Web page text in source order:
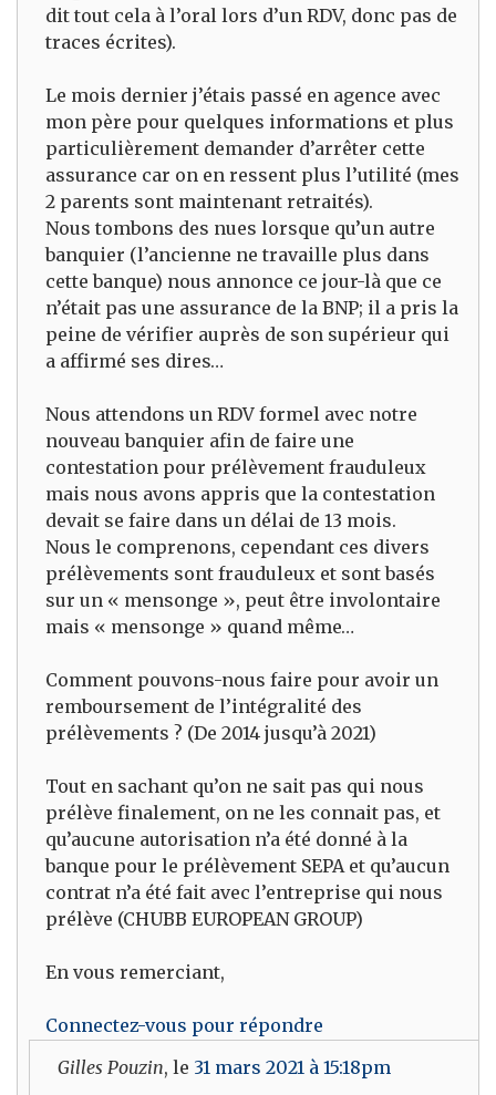
dit tout cela à l’oral lors d’un RDV, donc pas de
traces écrites).
Le mois dernier j’étais passé en agence avec
mon père pour quelques informations et plus
particulièrement demander d’arrêter cette
assurance car on en ressent plus l’utilité (mes
2 parents sont maintenant retraités).
Nous tombons des nues lorsque qu’un autre
banquier (l’ancienne ne travaille plus dans
cette banque) nous annonce ce jour-là que ce
n’était pas une assurance de la BNP; il a pris la
peine de vérifier auprès de son supérieur qui
a affirmé ses dires…
Nous attendons un RDV formel avec notre
nouveau banquier afin de faire une
contestation pour prélèvement frauduleux
mais nous avons appris que la contestation
devait se faire dans un délai de 13 mois.
Nous le comprenons, cependant ces divers
prélèvements sont frauduleux et sont basés
sur un « mensonge », peut être involontaire
mais « mensonge » quand même…
Comment pouvons-nous faire pour avoir un
remboursement de l’intégralité des
prélèvements ? (De 2014 jusqu’à 2021)
Tout en sachant qu’on ne sait pas qui nous
prélève finalement, on ne les connait pas, et
qu’aucune autorisation n’a été donné à la
banque pour le prélèvement SEPA et qu’aucun
contrat n’a été fait avec l’entreprise qui nous
prélève (CHUBB EUROPEAN GROUP)
En vous remerciant,
Connectez-vous pour répondre
Gilles Pouzin, le 31 mars 2021 à 15:18pm